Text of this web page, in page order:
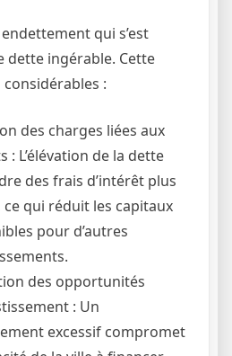
qui s’est
dette ingérable. Cette
:
des charges liées aux
: L’élévation de la dette
des frais d’intérêt plus
ce qui réduit les capitaux
pour d’autres
des opportunités
: Un
excessif compromet